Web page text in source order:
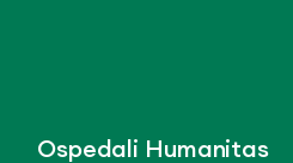
Ospedali Humanitas